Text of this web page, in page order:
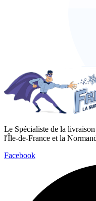
Le Spécialiste de la
l'Île-de-France et la
Facebook